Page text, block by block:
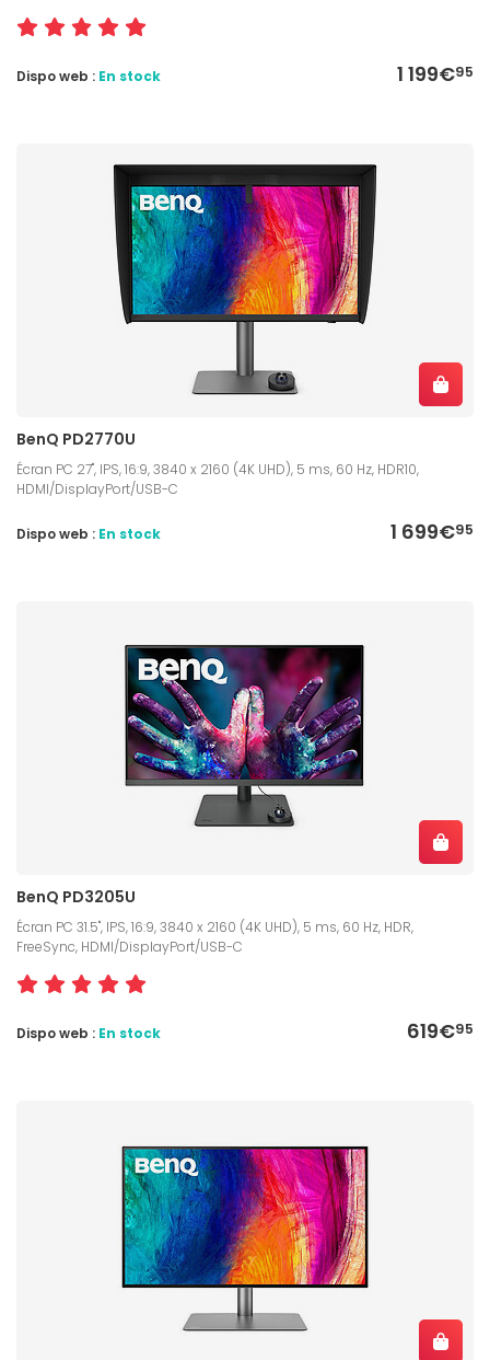
1 199€95
Dispo web : En stock
BenQ PD2770U
Écran PC 27", IPS, 16:9, 3840 x 2160 (4K UHD), 5 ms, 60 Hz, HDR10,
HDMI/DisplayPort/USB-C
1 699€95
Dispo web : En stock
BenQ PD3205U
Écran PC 31.5", IPS, 16:9, 3840 x 2160 (4K UHD), 5 ms, 60 Hz, HDR,
FreeSync, HDMI/DisplayPort/USB-C
619€95
Dispo web : En stock